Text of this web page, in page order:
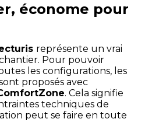
économe pour
représente un vrai
Pour pouvoir
les configurations, les
proposés avec
. Cela signifie
techniques de
peut se faire en toute